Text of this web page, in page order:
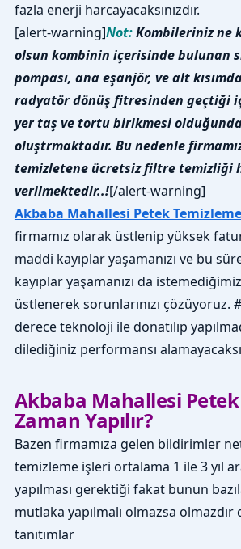
fazla enerji harcayacaksınızdır.
[alert-warning]Not:Kombileriniz ne
olsun kombinin içerisinde bulunan
pompası, ana eşanjör, ve alt
radyatör dönüş fitresinden geçtiği
yer taş ve tortu birikmesi
oluştrmaktadır. Bu nedenle
temizletene ücretsiz filtre temizliği
verilmektedir..![/alert-warning]
Akbaba Mahallesi Petek Temizleme
firmamız olarak üstlenip yüksek
maddi kayıplar yaşamanızı ve bu
kayıplar yaşamanızı da
üstlenerek sorunlarınızı çözüyoruz.
derece teknoloji ile donatılıp
dilediğiniz performansı
Akbaba Mahallesi Petek
Zaman Yapılır?
Bazen firmamıza gelen bildirimler
temizleme işleri ortalama 1 ile 3 yıl
yapılması gerektiği fakat bunun
mutlaka yapılmalı olmazsa olmazdır
tanıtımlar